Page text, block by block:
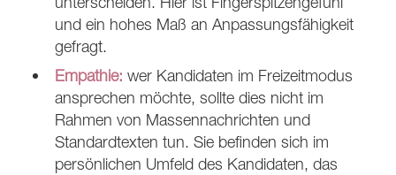
und ein hohes Maß an Anpassungsfähigkeit
gefragt.
Empathie: wer Kandidaten im Freizeitmodus
ansprechen möchte, sollte dies nicht im
Rahmen von Massennachrichten und
Standardtexten tun. Sie befinden sich im
persönlichen Umfeld des Kandidaten, das